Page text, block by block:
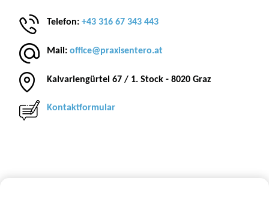
Telefon: +43 316 67 343 443
Mail: office@praxisentero.at
Kalvariengürtel 67 / 1. Stock - 8020 Graz
Kontaktformular